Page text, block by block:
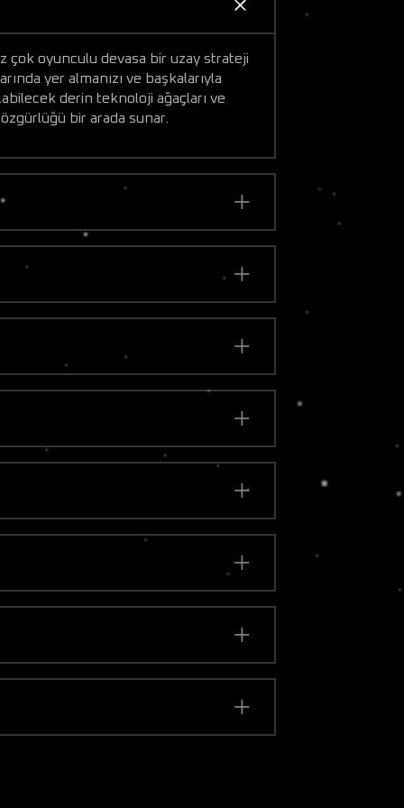
oyunculu devasa bir uzay strateji
yer almanızı ve başkalarıyla
derin teknoloji ağaçları ve
bir arada sunar.